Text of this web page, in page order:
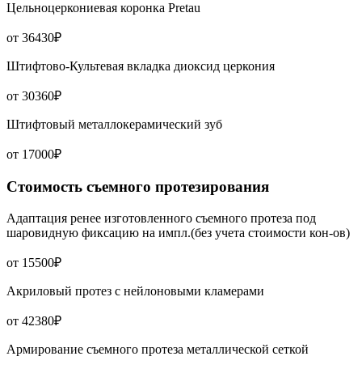
Цельноцеркониевая коронка Pretau
от 36430₽
Штифтово-Культевая вкладка диоксид церкония
от 30360₽
Штифтовый металлокерамический зуб
от 17000₽
Стоимость съемного протезирования
Адаптация ренее изготовленного съемного протеза под
шаровидную фиксацию на импл.(без учета стоимости кон-ов)
от 15500₽
Акриловый протез с нейлоновыми кламерами
от 42380₽
Армирование съемного протеза металлической сеткой